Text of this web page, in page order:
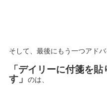
そして、最後にもう一つアドバ
「デイリーに付箋を
す」のは、